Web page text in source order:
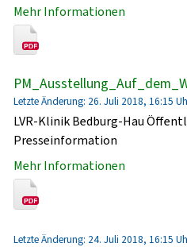
Mehr Informationen
Letzte Änderung: 26. Juli 2018, 16:15
LVR-Klinik Bedburg-Hau
Presseinformation
Mehr Informationen
Letzte Änderung: 24. Juli 2018, 16:15